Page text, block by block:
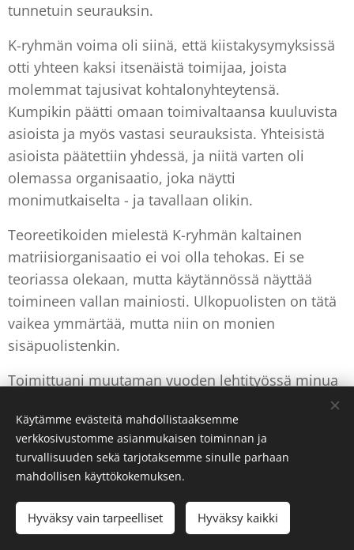
tunnetuin seurauksin.
K-ryhmän voima oli siinä, että kiistakysymyksissä
otti yhteen kaksi itsenäistä toimijaa, joista
molemmat tajusivat kohtalonyhteytensä.
Kumpikin päätti omaan toimivaltaansa kuuluvista
asioista ja myös vastasi seurauksista. Yhteisistä
asioista päätettiin yhdessä, ja niitä varten oli
olemassa organisaatio, joka näytti
monimutkaiselta - ja tavallaan olikin.
Teoreetikoiden mielestä K-ryhmän kaltainen
matriisiorganisaatio ei voi olla tehokas. Ei se
teoriassa olekaan, mutta käytännössä näyttää
toimineen vallan mainiosti. Ulkopuolisten on tätä
vaikea ymmärtää, mutta niin on monien
sisäpuolistenkin.
Toimittuani muutaman vuoden lehtityössä minua
kirjoittamisesta. Aihe oli ihan selvä: miten voi
auttaa kauppiaita menestymään. En muista,
milloin ja mistä idea kirjaan tuli, mutta tuntui
kohdetta: kiinnostus kauppaan ja kirjoittaminen.
Käytämme evästeitä mahdollistaaksemme
verkkosivustomme asianmukaisen toiminnan ja
turvallisuuden sekä tarjotaksemme sinulle parhaan
mahdollisen käyttökokemuksen.
Hyväksy vain tarpeelliset Hyväksy kaikki